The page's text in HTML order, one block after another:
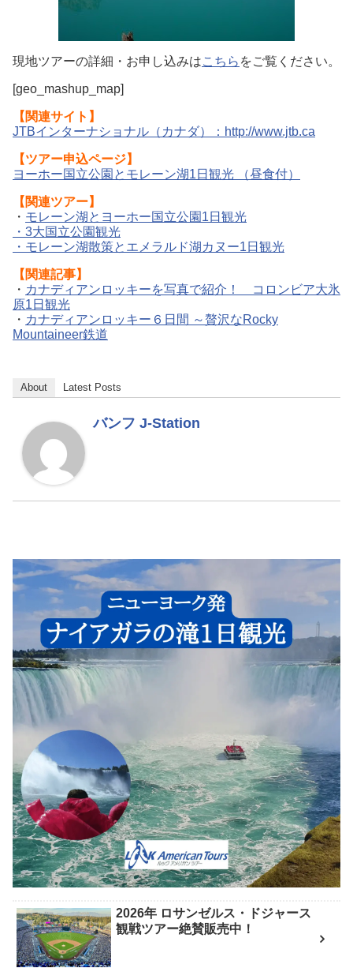
現地ツアーの詳細・お申し込みはこちら をご覧ください。
[geo_mashup_map]
【関連サイト】
JTBインターナショナル（カナダ）：http://www.jtb.ca
【ツアー申込ページ】
ヨーホー国立公園とモレーン湖1日観光 （昼食付）
【 関連ツアー】
・ モレーン湖とヨーホー国立公園1日観光
・ 3大国立公園観光
・ モレーン湖散策とエメラルド湖カヌー1日観光
【関連記事】
・ カナディアンロッキーを写真で紹介！ コロンビア大氷
原1日観光
・ カナディアンロッキー６日間 ～贅沢なRocky
Mountaineer鉄道
About Latest Posts
バンフ J-Station
2026年 ロサンゼルス・ドジャース
観戦ツアー絶賛販売中！